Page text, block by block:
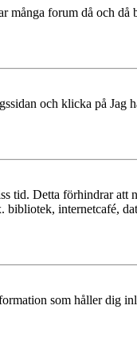
forum då och
och klicka på
tid. Detta förhindrar
internetcafé,
som håller dig